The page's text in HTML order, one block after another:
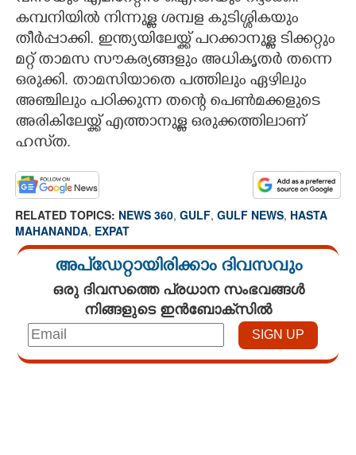
കമ്പനിയിൽ നിന്നുള്ള ശമ്പള കു‌ടിശ്ശികയും
തീർപ്പാക്കി. ഇന്ത്യയിലേയ്ക്ക് പറക്കാനുള്ള ടിക്കറ്റും
മറ്റ് താമസ സൗകര്യങ്ങളും അധികൃതർ തന്നെ
ഒരുക്കി. താമസിയാതെ പത്തിലും ഏഴിലും
അഞ്ചിലും പഠിക്കുന്ന തന്റെ പെൺമക്കളുടെ
അരികിലേയ്ക്ക് എത്താനുള്ള ഒരുക്കത്തിലാണ്
ഹസ്‌ത.
RELATED TOPICS: NEWS 360, GULF, GULF NEWS, HASTA
MAHANANDA, EXPAT
അപ്ഡേറ്റായിരിക്കാം ദിവസവും
ഒരു ദിവസത്തെ പ്രധാന സംഭവങ്ങൾ
നിങ്ങളുടെ ഇൻബോക്സിൽ